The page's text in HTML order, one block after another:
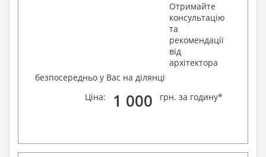
Отримайте
консультацію
та
рекомендації
від
архітектора
безпосередньо у Вас на ділянці
Ціна:
1 000 грн. за годину*